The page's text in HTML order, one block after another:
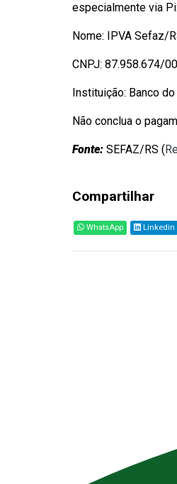
especialmente via
Nome: IPVA Sefaz/
CNPJ: 87.958.674/
Instituição: Banco
Não conclua o
Fonte: SEFAZ/RS (
Compartilhar
WhatsApp Linkedin